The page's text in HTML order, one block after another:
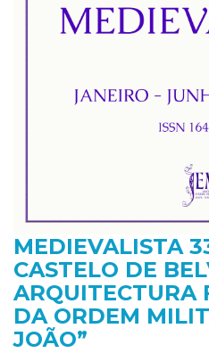
MEDIEVALISTA
CASTELO DE
ARQUITECTURA
DA ORDEM
JOÃO”